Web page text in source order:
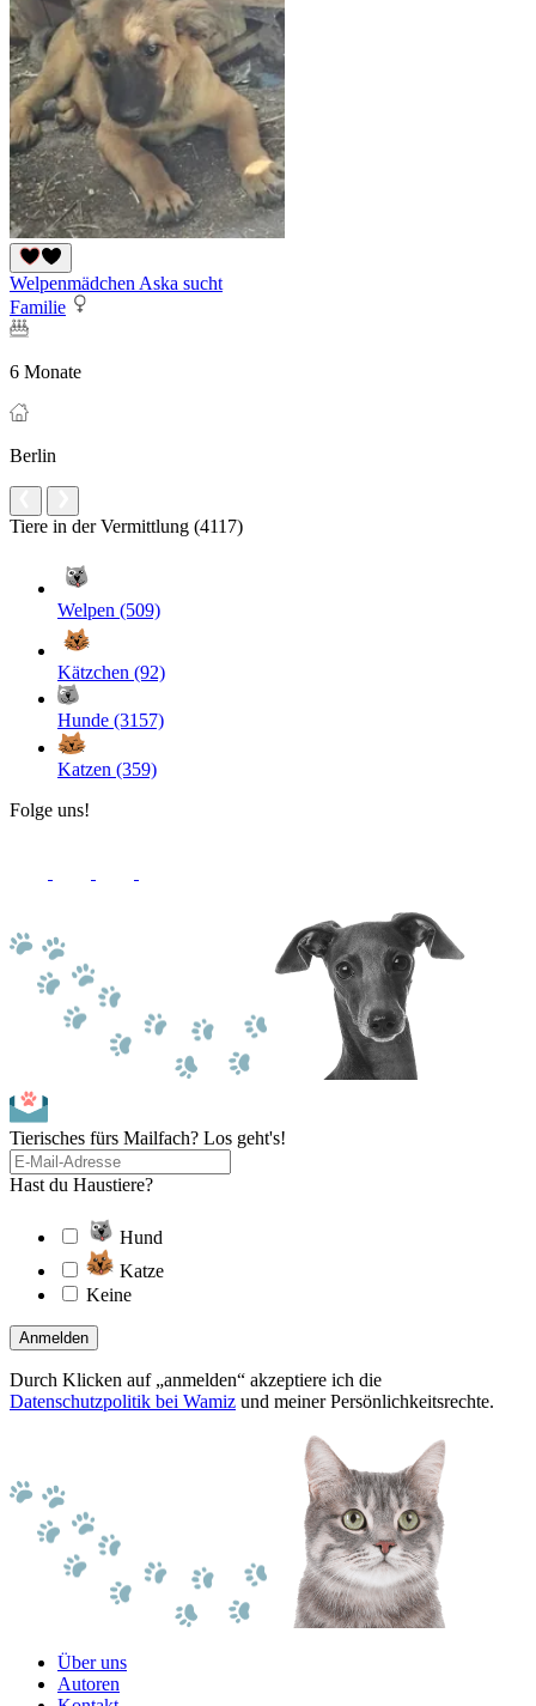
Welpenmädchen Aska sucht
Familie
6 Monate
Berlin
Tiere in der Vermittlung (4117)
Welpen (509)
Kätzchen (92)
Hunde (3157)
Katzen (359)
Folge uns!
Tierisches fürs Mailfach? Los geht's!
Hast du Haustiere?
Hund
Katze
Keine
Anmelden
Durch Klicken auf „anmelden“ akzeptiere ich die
Datenschutzpolitik bei Wamiz und meiner Persönlichkeitsrechte.
Über uns
Autoren